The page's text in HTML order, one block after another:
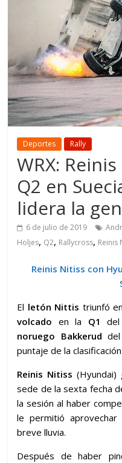
Deportes Rally
WRX:
Q2 en
lidera la
6 de julio de 2019
Holjes, Q2, Rallycross, Reinis
Reinis Nitiss con
El letón Nittis triunfó
volcado en la Q1del
noruego Bakkerud del
puntaje de la
Reinis Nitiss
sede de la sexta fecha
la sesión al haber
le permitió
breve lluvia.
Después de haber